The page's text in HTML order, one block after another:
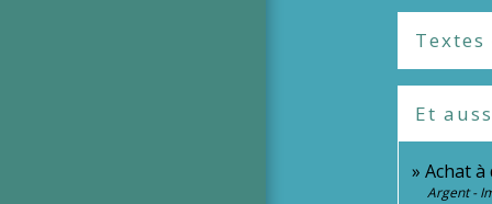
Textes
Et
Achat à
Argent -